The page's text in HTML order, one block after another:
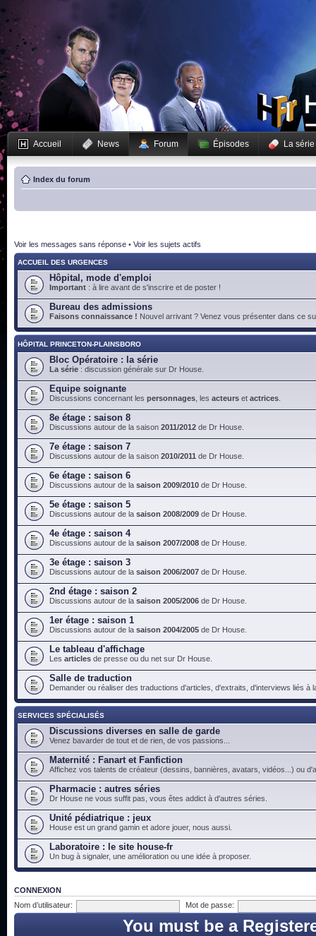
Accueil News Forum Épisodes La série
Index du forum
Voir les messages sans réponse • Voir les sujets actifs
ACCUEIL DES URGENCES
Hôpital, mode d'emploi
Important : à lire avant de s'inscrire et de poster !
Bureau des admissions
Faisons connaissance ! Nouvel arrivant ? Venez vous présenter dans ce
HÔPITAL PRINCETON-PLAINSBORO
Bloc Opératoire : la série
La série : discussion générale sur Dr House.
Equipe soignante
Discussions concernant les personnages , les acteurs et actrices
8e étage : saison 8
Discussions autour de la saison 2011/2012 de Dr House.
7e étage : saison 7
Discussions autour de la saison 2010/2011 de Dr House.
6e étage : saison 6
Discussions autour de la saison 2009/2010 de Dr House.
5e étage : saison 5
Discussions autour de la saison 2008/2009 de Dr House.
4e étage : saison 4
Discussions autour de la saison 2007/2008 de Dr House.
3e étage : saison 3
Discussions autour de la saison 2006/2007 de Dr House.
2nd étage : saison 2
Discussions autour de la saison 2005/2006 de Dr House.
1er étage : saison 1
Discussions autour de la saison 2004/2005 de Dr House.
Le tableau d'affichage
Les articles de presse ou du net sur Dr House.
Salle de traduction
Demander ou réaliser des traductions d'articles, d'extraits, d'interviews liés à
SERVICES SPÉCIALISÉS
Discussions diverses en salle de garde
Venez bavarder de tout et de rien, de vos passions...
Maternité : Fanart et Fanfiction
Affichez vos talents de créateur (dessins, bannières, avatars, vidéos...) ou
Pharmacie : autres séries
Dr House ne vous suffit pas, vous êtes addict à d'autres séries.
Unité pédiatrique : jeux
House est un grand gamin et adore jouer, nous aussi.
Laboratoire : le site house-fr
Un bug à signaler, une amélioration ou une idée à proposer.
CONNEXION
Nom d’utilisateur:
Mot de passe:
You must be a